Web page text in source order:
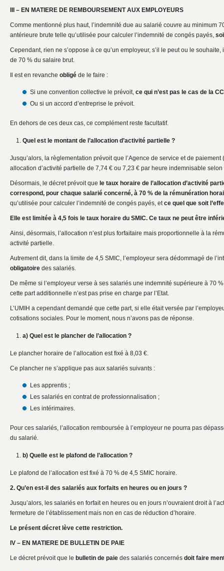
III – EN MATIERE DE REMBOURSEMENT AUX EMPLOYEURS
Comme mentionné plus haut, l’indemnité due au salarié couvre au minimum
antérieure brute telle qu’utilisée pour calculer l’indemnité de congés payés,
Cependant, rien ne s’oppose à ce qu’un employeur, s’il le peut ou le
de 70 % du salaire brut.
Il est en revanche obligé de le faire :
Si une convention collective le prévoit, ce qui n’est pas le cas de la
Ou si un accord d’entreprise le prévoit.
En dehors de ces deux cas, ce complément reste facultatif.
Quel est le montant de l’allocation d’activité partielle ?
Jusqu’alors, la règlementation prévoit que l’Agence de service et de paiement
allocation d’activité partielle de 7,74 € ou 7,23 € par heure indemnisable selon
Désormais, le décret prévoit que le taux horaire de l’allocation d’activité
correspond, pour chaque salarié concerné, à 70 % de la rémunération
qu’utilisée pour calculer l’indemnité de congés payés, etce quel que soit
Elle est limitée à 4,5 fois le taux horaire du SMIC. Ce taux ne peut être
Ainsi, désormais, l’allocation n’est plus forfaitaire mais proportionnelle à la
activité partielle.
Autrement dit, dans la limite de 4,5 SMIC, l’employeur sera dédommagé de
obligatoire des salariés.
De même si l’employeur verse à ses salariés une indemnité supérieure à 70
cette part additionnelle n’est pas prise en charge par l’Etat.
L’UMIH a cependant demandé que cette part, si elle était versée par
cotisations sociales. Pour le moment, nous n’avons pas de réponse.
a) Quel est le plancher de l’allocation ?
Le plancher horaire de l’allocation est fixé à 8,03 €.
Ce plancher ne s’applique pas aux salariés suivants :
Les apprentis ;
Les salariés en contrat de professionnalisation ;
Les intérimaires.
Pour ces salariés, l’allocation remboursée à l’employeur ne pourra pas
du salarié.
b) Quelle est le plafond de l’allocation ?
Le plafond de l’allocation est fixé à 70 % de 4,5 SMIC horaire.
2. Qu’en est-il des salariés aux forfaits en heures ou en jours ?
Jusqu’alors, les salariés en forfait en heures ou en jours n’ouvraient droit à
fermeture de l’établissement mais non en cas de réduction d’horaire.
Le présent décret lève cette restriction.
IV – EN MATIERE DE BULLETIN DE PAIE
Le décret prévoit que le bulletin de paie des salariés concernés doit faire